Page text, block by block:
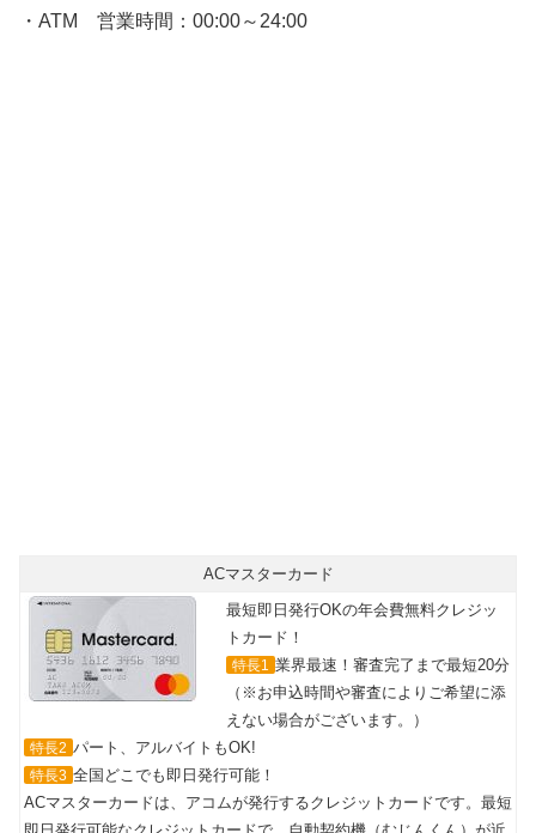
・ATM 営業時間：00:00～24:00
ACマスターカード
最短即日発行OKの年会費無料クレジッ
トカード！
特長1 業界最速！審査完了まで最短20分
（※お申込時間や審査によりご希望に添
えない場合がございます。）
特長2 パート、アルバイトもOK!
特長3 全国どこでも即日発行可能！
ACマスターカードは、アコムが発行するクレジットカードです。最短